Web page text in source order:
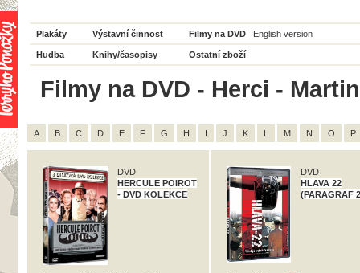
Plakáty Výstavní činnost Filmy na DVD English version
Hudba Knihy/časopisy Ostatní zboží
Filmy na DVD - Herci -
A B C D E F G H I J K L M N O P
DVD
HERCULE POIROT
- DVD KOLEKCE
DVD
HLAVA 22
(PARAGRAF